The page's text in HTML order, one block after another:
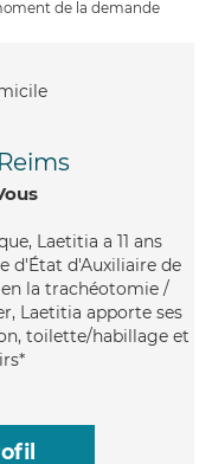
de la demande
Reims
Laetitia a 11 ans
d'État d'Auxiliaire de
la trachéotomie /
Laetitia apporte ses
toilette/habillage et